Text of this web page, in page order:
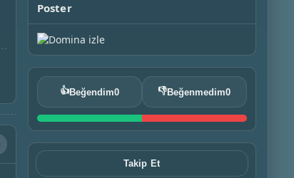
Poster
👍Beğendim0 👎Beğenmedim0
Takip Et